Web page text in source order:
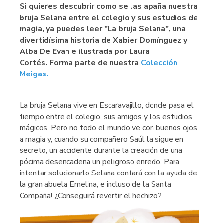
Si quieres descubrir como se las apaña nuestra
bruja Selana entre el colegio y sus estudios de
magia, ya puedes leer "La bruja Selana", una
divertidísima historia de Xabier Domínguez y
Alba De Evan e ilustrada por Laura
Cortés. Forma parte de nuestra Colección
Meigas.
La bruja Selana vive en Escaravajillo, donde pasa el
tiempo entre el colegio, sus amigos y los estudios
mágicos. Pero no todo el mundo ve con buenos ojos
a magia y, cuando su compañero Saúl la sigue en
secreto, un accidente durante la creación de una
pócima desencadena un peligroso enredo. Para
intentar solucionarlo Selana contará con la ayuda de
la gran abuela Emelina, e incluso de la Santa
Compaña! ¿Conseguirá revertir el hechizo?